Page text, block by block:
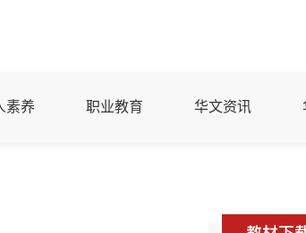
素养 职业教育 华文资讯